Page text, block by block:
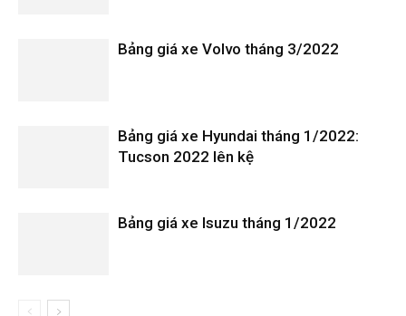
Bảng giá xe Volvo tháng 3/2022
Bảng giá xe Hyundai tháng 1/2022:
Tucson 2022 lên kệ
Bảng giá xe Isuzu tháng 1/2022